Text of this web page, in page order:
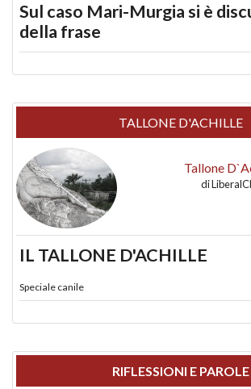
Sul caso Mari-Murgia si è
della frase
TALLONE D'ACHILLE
Tallone
di
IL TALLONE D'ACHILLE
Speciale canile
RIFLESSIONI E PAROLE